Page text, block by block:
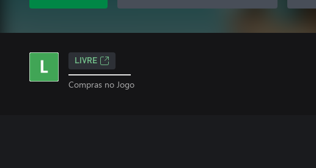
LIVRE
Compras no Jogo